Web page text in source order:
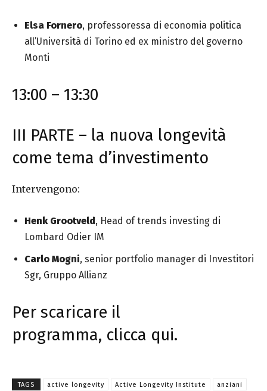
Elsa Fornero, professoressa di economia politica
all’Università di Torino ed ex ministro del governo
Monti
13:00 – 13:30
III PARTE – la nuova longevità
come tema d’investimento
Intervengono:
Henk Grootveld, Head of trends investing di
Lombard Odier IM
Carlo Mogni, senior portfolio manager di Investitori
Sgr, Gruppo Allianz
Per scaricare il
programma, clicca qui.
TAGS active longevity Active Longevity Institute
anziani